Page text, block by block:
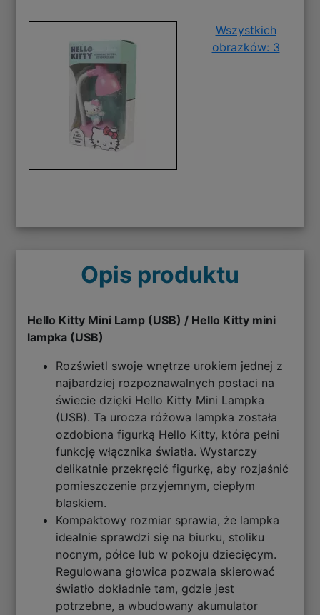
Wszystkich
obrazków: 3
Opis produktu
Hello Kitty Mini Lamp (USB) / Hello Kitty mini
lampka (USB)
Rozświetl swoje wnętrze urokiem jednej z
najbardziej rozpoznawalnych postaci na
świecie dzięki Hello Kitty Mini Lampka
(USB). Ta urocza różowa lampka została
ozdobiona figurką Hello Kitty, która pełni
funkcję włącznika światła. Wystarczy
delikatnie przekręcić figurkę, aby rozjaśnić
pomieszczenie przyjemnym, ciepłym
blaskiem.
Kompaktowy rozmiar sprawia, że lampka
idealnie sprawdzi się na biurku, stoliku
nocnym, półce lub w pokoju dziecięcym.
Regulowana głowica pozwala skierować
światło dokładnie tam, gdzie jest
potrzebne, a wbudowany akumulator